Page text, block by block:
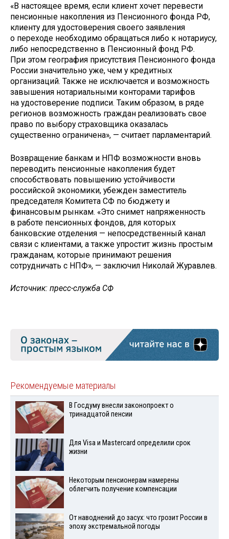
«В настоящее время, если клиент хочет перевести
пенсионные накопления из Пенсионного фонда РФ,
клиенту для удостоверения своего заявления
о переходе необходимо обращаться либо к нотариусу,
либо непосредственно в Пенсионный фонд РФ.
При этом география присутствия Пенсионного фонда
России значительно уже, чем у кредитных
организаций. Также не исключается и возможность
завышения нотариальными конторами тарифов
на удостоверение подписи. Таким образом, в ряде
регионов возможность граждан реализовать свое
право по выбору страховщика оказалась
существенно ограничена», — считает парламентарий.
Возвращение банкам и НПФ возможности вновь
переводить пенсионные накопления будет
способствовать повышению устойчивости
российской экономики, убежден заместитель
председателя Комитета СФ по бюджету и
финансовым рынкам. «Это снимет напряженность
в работе пенсионных фондов, для которых
банковские отделения — непосредственный канал
связи с клиентами, а также упростит жизнь простым
гражданам, которые принимают решения
сотрудничать с НПФ», — заключил Николай Журавлев.
Источник: пресс-служба СФ
Рекомендуемые материалы
В Госдуму внесли законопроект о
тринадцатой пенсии
Для Visа и Mastercard определили срок
жизни
Некоторым пенсионерам намерены
облегчить получение компенсации
От наводнений до засух: что грозит России в
эпоху экстремальной погоды